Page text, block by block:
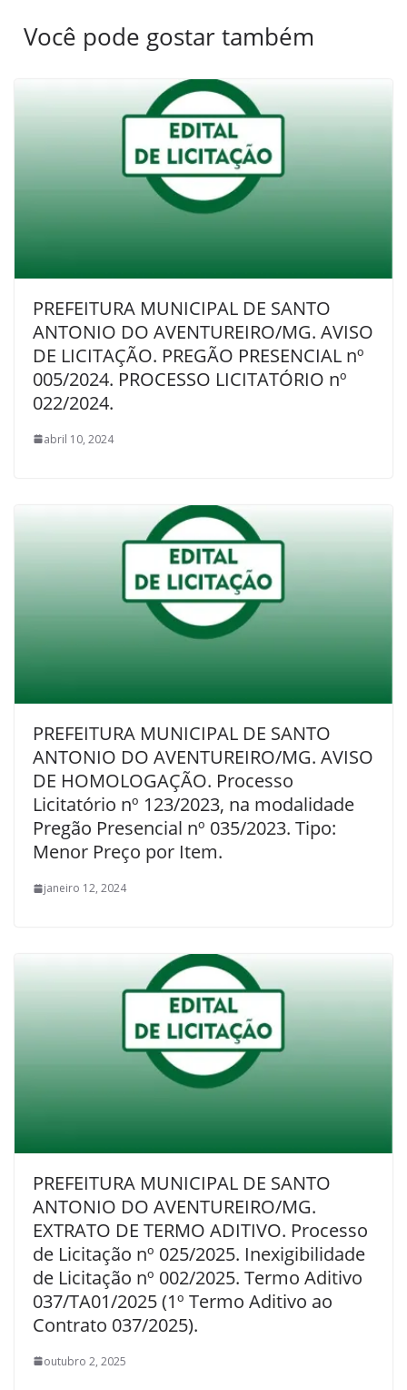
Você pode gostar também
PREFEITURA MUNICIPAL DE SANTO
ANTONIO DO AVENTUREIRO/MG. AVISO
DE LICITAÇÃO. PREGÃO PRESENCIAL nº
005/2024. PROCESSO LICITATÓRIO nº
022/2024.
abril 10, 2024
PREFEITURA MUNICIPAL DE SANTO
ANTONIO DO AVENTUREIRO/MG. AVISO
DE HOMOLOGAÇÃO. Processo
Licitatório nº 123/2023, na modalidade
Pregão Presencial nº 035/2023. Tipo:
Menor Preço por Item.
janeiro 12, 2024
PREFEITURA MUNICIPAL DE SANTO
ANTONIO DO AVENTUREIRO/MG.
EXTRATO DE TERMO ADITIVO. Processo
de Licitação nº 025/2025. Inexigibilidade
de Licitação nº 002/2025. Termo Aditivo
037/TA01/2025 (1º Termo Aditivo ao
Contrato 037/2025).
outubro 2, 2025